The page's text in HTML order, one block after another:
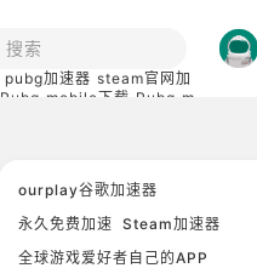
pubg加速器 steam官网加
Pubg mobile下载 Pubg m
ourplay谷歌加速器
永久免费加速 Steam加速器
全球游戏爱好者自己的APP